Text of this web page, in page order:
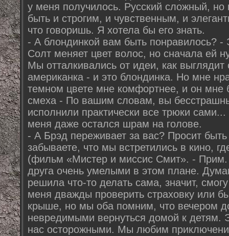
у меня получилось. Русский сложный, но
быть и строгим, и чувственным, и
что говоришь. Я хотела бы его знать.
- А блондинкой вам быть понравилось?
Солт меняет цвет волос, но сначала ей
Мы отталкивались от идеи, как выглядит
американка - и это блондинка. Но мне
темном цвете мне комфортнее, и он мне
смеха - По вашим словам, вы
исполнили практически все трюки
меня даже остался шрам на голове.
- А Брэд переживает за вас? Просит
забываете, что мы встретились в кино,
(фильм «Мистер и миссис Смит». - Прим.
друга очень умелыми в этом плане.
решила что-то делать сама, значит,
меня дважды проверить страховку или
крыше, но мы оба помним, что вечером
невредимыми вернуться домой к детям.
нас осторожными. Мы любим